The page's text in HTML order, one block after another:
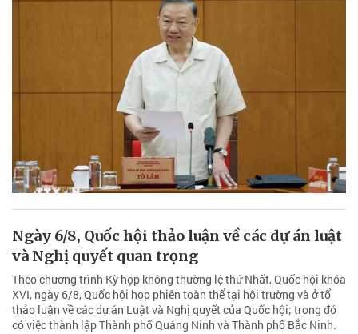
Ngày 6/8, Quốc hội thảo luận về các dự án luật
và Nghị quyết quan trọng
Theo chương trình Kỳ họp không thường lệ thứ Nhất, Quốc hội khóa
XVI, ngày 6/8, Quốc hội họp phiên toàn thể tại hội trường và ở tổ
thảo luận về các dự án Luật và Nghị quyết của Quốc hội; trong đó
có việc thành lập Thành phố Quảng Ninh và Thành phố Bắc Ninh.